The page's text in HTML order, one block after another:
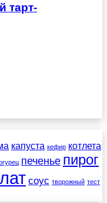
тарт-
капуста кефир котлета
печенье пирог
соус творожный тест